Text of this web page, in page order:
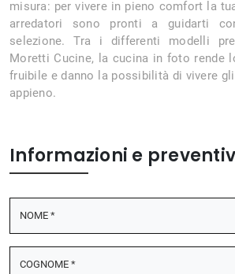
misura: per vivere in pieno comfort la
arredatori sono pronti a guidarti
selezione. Tra i differenti modelli
Moretti Cucine, la cucina in foto rende
fruibile e danno la possibilità di vivere
appieno.
Informazioni e